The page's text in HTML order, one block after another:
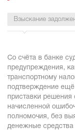
Взыскание
Со счёта в банке
предупреждения,
транспортному
подтверждение ещё
приставки решения
начисленной
полномочия, без
денежные средства